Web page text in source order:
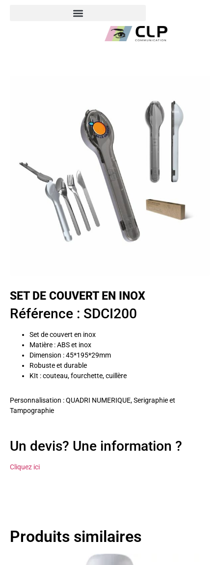
SET DE COUVERT EN INOX
Référence : SDCI200
Set de couvert en inox
Matière : ABS et inox
Dimension : 45*195*29mm
Robuste et durable
KIt : couteau, fourchette, cuillère
Personnalisation : QUADRI NUMERIQUE, Serigraphie et
Tampographie
Un devis? Une information ?
Cliquez ici
Produits similaires